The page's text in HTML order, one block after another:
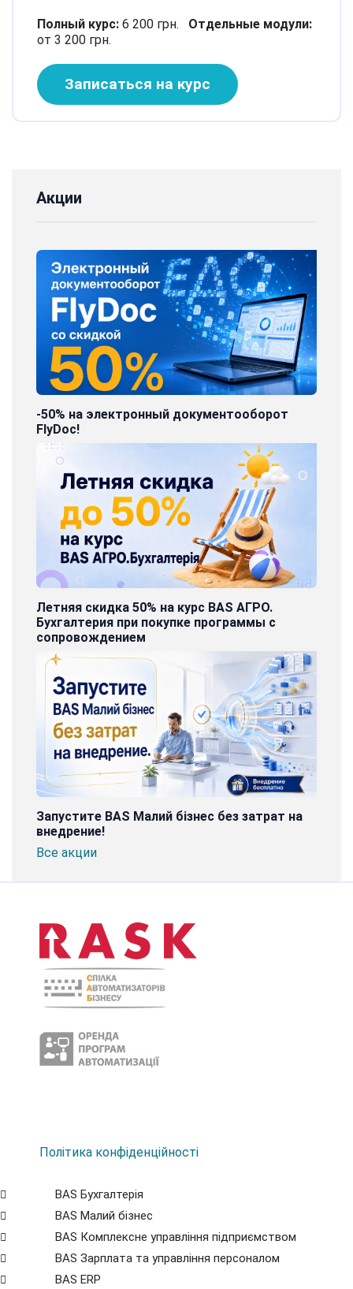
Полный курс: 6 200 грн. Отдельные модули:
от 3 200 грн.
Записаться на курс
Акции
-50% на электронный документооборот
FlyDoc!
Летняя скидка 50% на курс BAS АГРО.
Бухгалтерия при покупке программы с
сопровождением
Запустите BAS Малий бізнес без затрат на
внедрение!
Все акции
Політика конфіденційності
BAS Бухгалтерія
BAS Малий бізнес
BAS Комплексне управління підприємством
BAS Зарплата та управління персоналом
BAS ERP